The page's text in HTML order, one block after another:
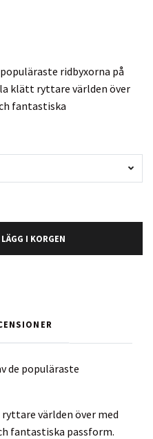
ridbyxorna på
klätt ryttare världen över
fantastiska
LÄGG I KORGEN
de populäraste
världen över med
fantastiska passform.